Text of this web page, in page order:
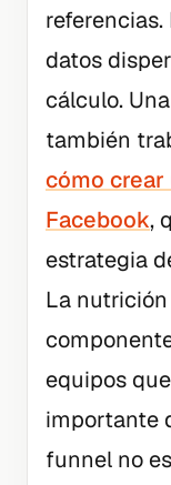
datos
cálculo.
también
cómo crear
Facebook,
estrategia
La
equipos
importante
funnel no